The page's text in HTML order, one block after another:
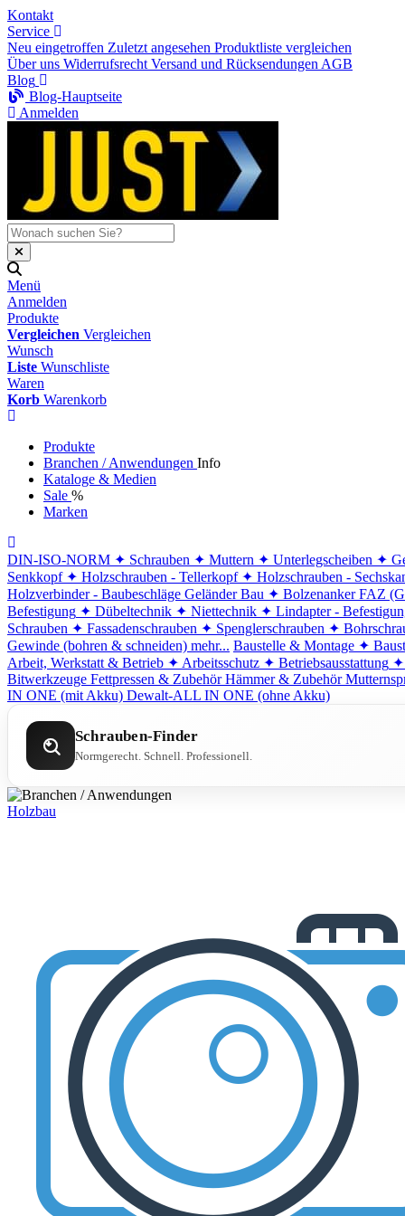
Kontakt
Service
Neu eingetroffen Zuletzt angesehen Produktliste vergleichen
Über uns Widerrufsrecht Versand und Rücksendungen AGB
Blog
Blog-Hauptseite
Anmelden
Menü
Anmelden
Produkte
Vergleichen Vergleichen
Wunsch
Liste Wunschliste
Waren
Korb Warenkorb
Produkte
Branchen / Anwendungen Info
Kataloge & Medien
Sale %
Marken
DIN-ISO-NORM ✦ Schrauben ✦ Muttern ✦ Unterlegscheiben ✦
Senkkopf ✦ Holzschrauben - Tellerkopf ✦ Holzschrauben -
Holzverbinder - Baubeschläge Geländer Bau ✦ Bolzenanker FAZ
Befestigung ✦ Dübeltechnik ✦ Niettechnik ✦ Lindapter -
Schrauben ✦ Fassadenschrauben ✦ Spenglerschrauben ✦
Gewinde (bohren & schneiden) mehr... Baustelle & Montage ✦
Arbeit, Werkstatt & Betrieb ✦ Arbeitsschutz ✦ Betriebsausstattung ✦
Bitwerkzeuge Fettpressen & Zubehör Hämmer & Zubehör
IN ONE (mit Akku) Dewalt-ALL IN ONE (ohne Akku)
Schrauben-Finder
Normgerecht. Schnell. Professionell.
Holzbau